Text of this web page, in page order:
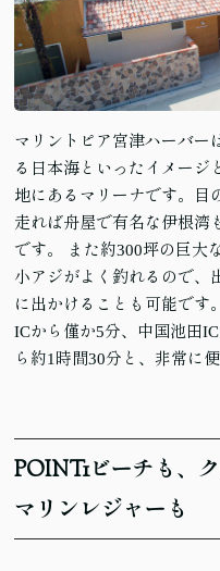
マリントピア宮津ハーバー
る日本海といったイメージ
地にあるマリーナです。目
走れば舟屋で有名な伊根湾
です。 また約300坪の巨大
小アジがよく釣れるので、
に出かけることも可能です
ICから僅か5分、中国池田
ら約1時間30分と、非常に
POINT1ビーチも、
マリンレジャーも